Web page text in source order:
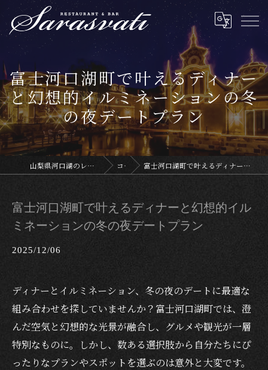
富士河口湖町で叶えるディナー
と幻想的イルミネーションの冬
の夜デートプラン
山梨県河口湖のレストランならサラスヴァティー コラム 富士河口湖町で叶えるディナーと幻想的イルミネーションの冬の夜デートプラン
富士河口湖町で叶えるディナーと幻想的イル
ミネーションの冬の夜デートプラン
2025/12/06
ディナーとイルミネーション、冬の夜のデートに最適な
組み合わせを探していませんか？富士河口湖町では、澄
んだ空気と幻想的な光景が融合し、グルメや観光が一層
特別なものに。しかし、数ある選択肢から自分たちにぴ
ったりなプランやスポットを選ぶのは意外と大変です。